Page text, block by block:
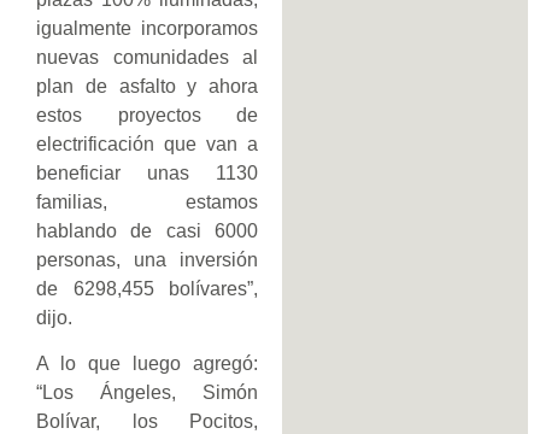
igualmente incorporamos
nuevas comunidades al
plan de asfalto y ahora
estos proyectos de
electrificación que van a
beneficiar unas 1130
familias, estamos
hablando de casi 6000
personas, una inversión
de 6298,455 bolívares”,
dijo.
A lo que luego agregó:
“Los Ángeles, Simón
Bolívar, los Pocitos,